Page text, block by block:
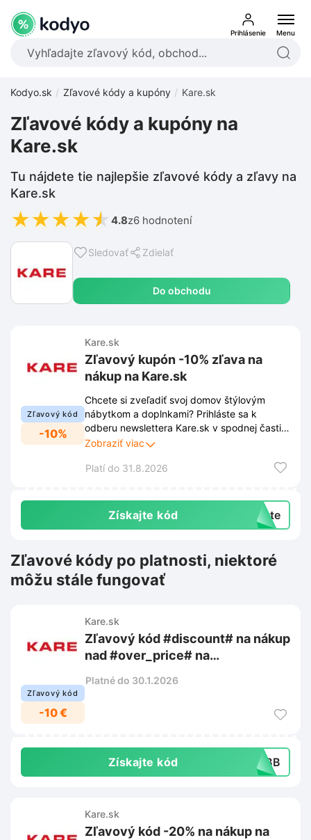
Prihlásenie Menu
Kodyo.sk Zľavové kódy a kupóny Kare.sk
Sledovať Zdielať
Do obchodu
Zľavové kódy a kupóny na
Kare.sk
Tu nájdete tie najlepšie zľavové kódy a zľavy na
Kare.sk
★★★★★ 4.8z6 hodnotení
Zľavový kód
-10%
Kare.sk
Zľavový kupón -10% zľava na
nákup na Kare.sk
Chcete si zveľadiť svoj domov štýlovým
nábytkom a doplnkami? Prihláste sa k
odberu newslettera Kare.sk v spodnej časti
stránky a získajte -10% zľavu na váš nákup.
budete mať prístup k najnovším trendom,
Zobraziť viac
Platí do 31.8.2026
Získajte kód exte
Zľavové kódy po platnosti, niektoré
môžu stále fungovať
Zľavový kód
-10 €
Kare.sk
Zľavový kód #discount# na nákup
nad #over_price# na
Platné do 30.1.2026
Získajte kód B8BB
Kare.sk
Zľavový kód -20% na nákup na